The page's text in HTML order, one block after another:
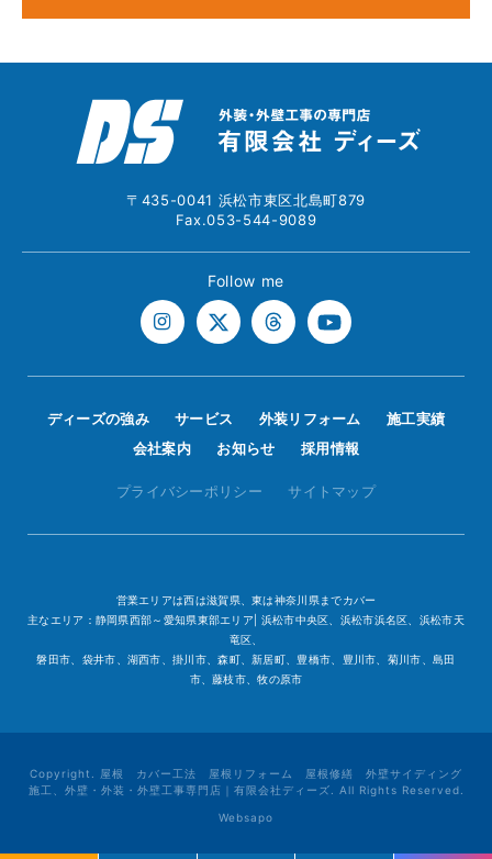
〒435-0041 浜松市東区北島町879
Fax.053-544-9089
Follow me
ディーズの強み サービス 外装リフォーム
施工実績
会社案内
お知らせ 採用情報
プライバシーポリシー サイトマップ
営業エリアは西は滋賀県、東は神奈川県までカバー
主なエリア：静岡県西部～愛知県東部エリア| 浜松市中央区、浜松市浜名区、浜松市天
竜区、
磐田市、袋井市、湖西市、掛川市、森町、新居町、豊橋市、豊川市、菊川市、島田
市、藤枝市、牧の原市
Copyright. 屋根 カバー工法 屋根リフォーム 屋根修繕 外壁サイディング
施工、外壁・外装・外壁工事専門店｜有限会社ディーズ. All Rights Reserved.
Websapo